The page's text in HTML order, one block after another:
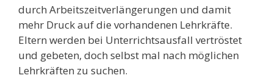
durch Arbeitszeitverlängerungen und damit
mehr Druck auf die vorhandenen Lehrkräfte.
Eltern werden bei Unterrichtsausfall vertröstet
und gebeten, doch selbst mal nach möglichen
Lehrkräften zu suchen.